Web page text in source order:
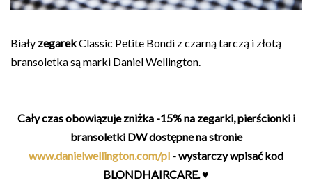
Biały zegarekClassic Petite Bondi z czarną tarczą i złotą
bransoletka są marki Daniel Wellington.
Cały czas obowiązuje zniżka -15% na zegarki, pierścionki i
bransoletki DW dostępne na stronie
www.danielwellington.com/pl - wystarczy wpisać kod
BLONDHAIRCARE. ♥